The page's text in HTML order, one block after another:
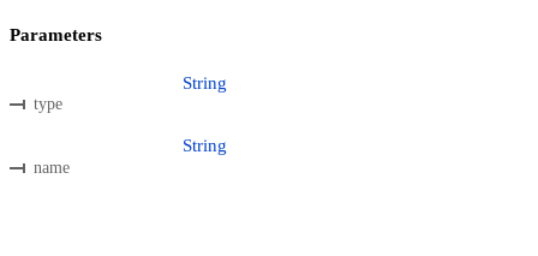
Parameters
type
String
name
String